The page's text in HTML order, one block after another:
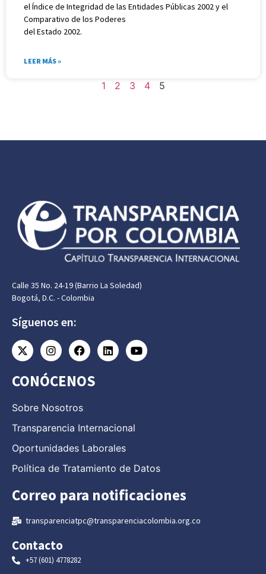
el Índice de Integridad de las Entidades Públicas 2002 y el
Comparativo de los Poderes
del Estado 2002.
LEER MÁS »
1 2 3 4 5
Calle 35 No. 24-19 (Barrio La Soledad)
Bogotá, D.C. - Colombia
Síguenos en:
CONÓCENOS
Sobre Nosotros
Transparencia Internacional
Oportunidades Laborales
Política de Tratamiento de Datos
Correo para notificaciones
transparenciatpc@transparenciacolombia.org.co
Contacto
+57 (601) 4778282